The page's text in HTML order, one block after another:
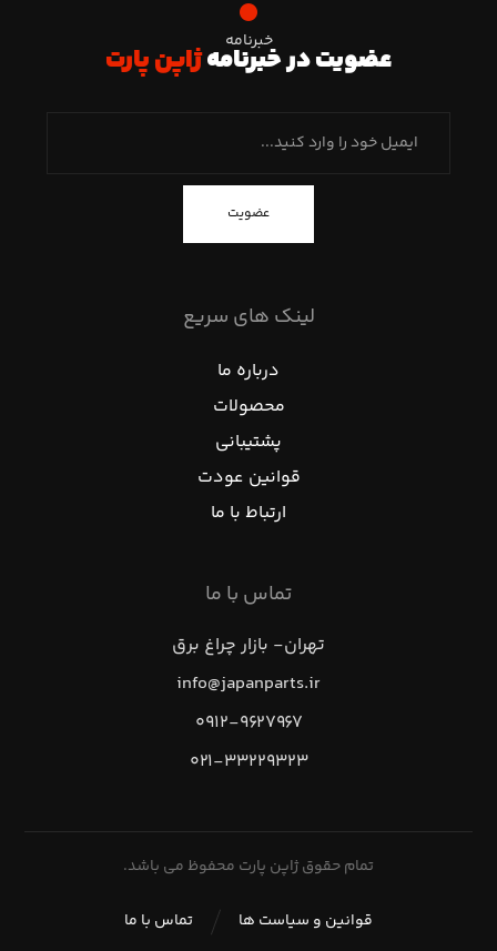
خبرنامه
عضویت در خبرنامهژاپن پارت
عضویت
لینک های سریع
درباره ما
محصولات
پشتیبانی
قوانین عودت
ارتباط با ما
تماس با ما
تهران- بازار چراغ برق
info@japanparts.ir
۰۹۱۲-۹۶۲۷۹۶۷
۰۲۱-۳۳۲۲۹۳۲۳
تمام حقوق ژاپن پارت محفوظ می باشد.
تماس با ما قوانین و سیاست ها